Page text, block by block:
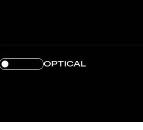
OPTICAL